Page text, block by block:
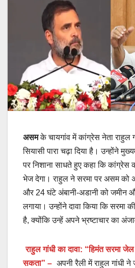
असमके चायगांव में कांग्रेस नेता राहुल
सियासी पारा चढ़ा दिया है। उन्होंने
पर निशाना साधते हुए कहा कि कांग्रेस
भेज देगा। राहुल ने सरमा पर असम को
और 24 घंटे अंबानी-अडानी को जमीन
लगाया। उन्होंने दावा किया कि सरमा
है, क्योंकि उन्हें अपने भ्रष्टाचार का
राहुल गांधी का दावा: “हिमंत सरमा
सकता” – अपनी रैली में राहुल गांधी